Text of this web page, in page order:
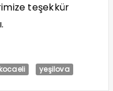
teşekkür
kocaeli yeşilova